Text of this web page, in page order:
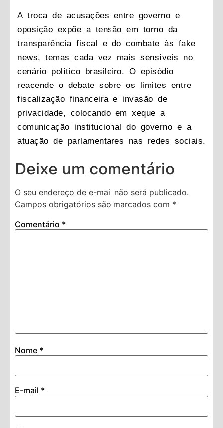
A troca de acusações entre governo e
oposição expõe a tensão em torno da
transparência fiscal e do combate às fake
news, temas cada vez mais sensíveis no
cenário político brasileiro. O episódio
reacende o debate sobre os limites entre
fiscalização financeira e invasão de
privacidade, colocando em xeque a
comunicação institucional do governo e a
atuação de parlamentares nas redes sociais.
Deixe um comentário
O seu endereço de e-mail não será publicado.
Campos obrigatórios são marcados com *
Comentário *
Nome *
E-mail *